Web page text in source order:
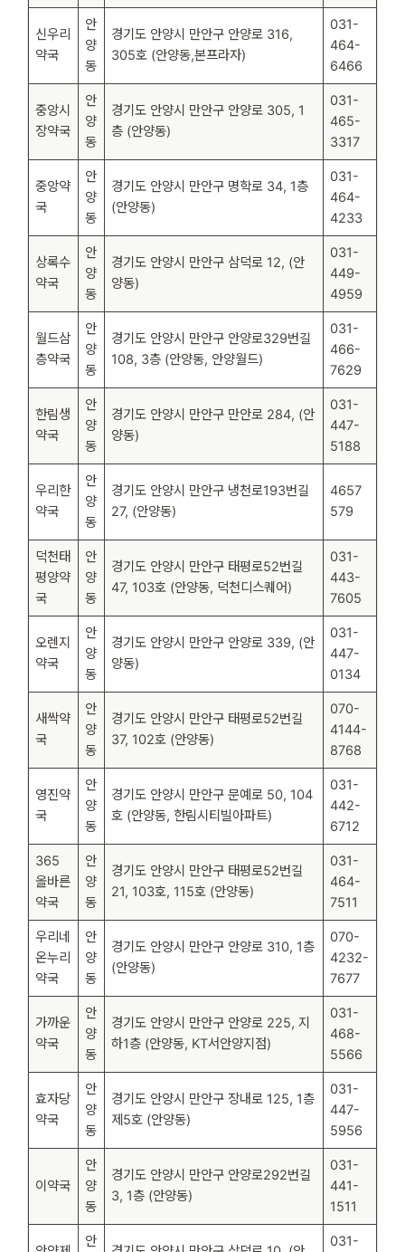
신우리
약국
안
양
동
경기도 안양시 만안구 안양로 316,
305호 (안양동,본프라자)
031-
464-
6466
중앙시
장약국
안
양
동
경기도 안양시 만안구 안양로 305, 1
층 (안양동)
031-
465-
3317
중앙약
국
안
양
동
경기도 안양시 만안구 명학로 34, 1층
(안양동)
031-
464-
4233
상록수
약국
안
양
동
경기도 안양시 만안구 삼덕로 12, (안
양동)
031-
449-
4959
월드삼
층약국
안
양
동
경기도 안양시 만안구 안양로329번길
108, 3층 (안양동, 안양월드)
031-
466-
7629
한림생
약국
안
양
동
경기도 안양시 만안구 만안로 284, (안
양동)
031-
447-
5188
우리한
약국
안
양
동
경기도 안양시 만안구 냉천로193번길
27, (안양동)
4657
579
덕천태
평양약
국
안
양
동
경기도 안양시 만안구 태평로52번길
47, 103호 (안양동, 덕천디스퀘어)
031-
443-
7605
오렌지
약국
안
양
동
경기도 안양시 만안구 안양로 339, (안
양동)
031-
447-
0134
새싹약
국
안
양
동
경기도 안양시 만안구 태평로52번길
37, 102호 (안양동)
070-
4144-
8768
영진약
국
안
양
동
경기도 안양시 만안구 문예로 50, 104
호 (안양동, 한림시티빌아파트)
031-
442-
6712
365
올바른
약국
안
양
동
경기도 안양시 만안구 태평로52번길
21, 103호, 115호 (안양동)
031-
464-
7511
우리네
온누리
약국
안
양
동
경기도 안양시 만안구 안양로 310, 1층
(안양동)
070-
4232-
7677
가까운
약국
안
양
동
경기도 안양시 만안구 안양로 225, 지
하1층 (안양동, KT서안양지점)
031-
468-
5566
효자당
약국
안
양
동
경기도 안양시 만안구 장내로 125, 1층
제5호 (안양동)
031-
447-
5956
이약국
안
양
동
경기도 안양시 만안구 안양로292번길
3, 1층 (안양동)
031-
441-
1511
안 031-